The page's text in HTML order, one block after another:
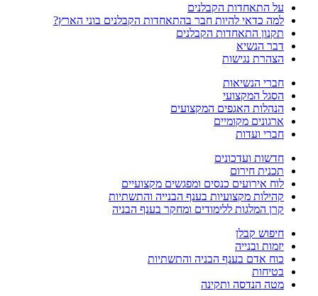
על התאחדות הקבלנים
למה כדאי להיות חבר בהתאחדות הקבלנים בוני הארץ?
תקנון התאחדות הקבלנים
דבר הנשיא
הצהרת נגישות
חברי הנשיאות
הסגל המקצועי
הנהלות האגפים המקצועים
ארגונים מקומיים
חברי ועדות
חדשות ועדכונים
תכנית חירום
לוח אירועים כנסים ומפגשים מקצועיים
קהילות מקצועיות בענף הבנייה והתשתיות
קרן המלגות ללימודים ומחקר בענף הבניה
חיפוש קבלן
יזמות ובנייה
כוח אדם בענף הבניה והתשתיות
בטיחות
מטה הנדסה ותקינה